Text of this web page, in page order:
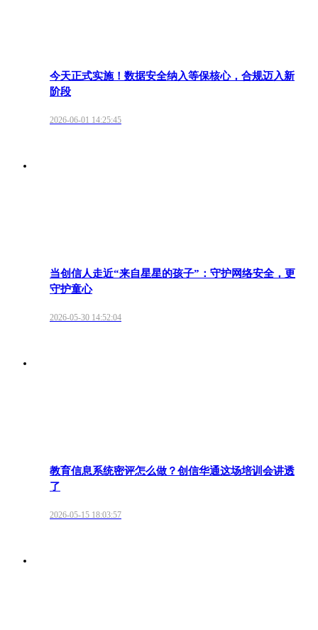
今天正式实施！数据安全纳入等保核心，合规迈入新
阶段
2026-06-01 14:25:45
当创信人走近“来自星星的孩子”：守护网络安全，更
守护童心
2026-05-30 14:52:04
教育信息系统密评怎么做？创信华通这场培训会讲透
了
2026-05-15 18:03:57